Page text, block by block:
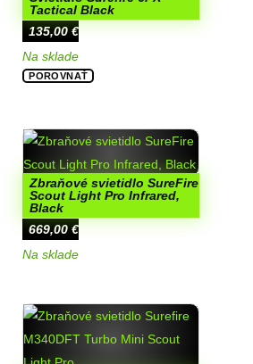
Tactical Black
135,00€
Na sklade
POROVNAŤ
Zbraňové svietidlo SureFire
Scout Light Pro Infrared,
Black
669,00€
Na sklade